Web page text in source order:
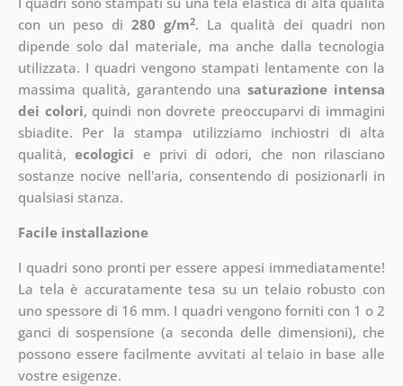
con un peso di 280 g/m2. La qualità dei quadri non
dipende solo dal materiale, ma anche dalla tecnologia
utilizzata. I quadri vengono stampati lentamente con la
massima qualità, garantendo unasaturazione intensa
dei colori, quindi non dovrete preoccuparvi di immagini
sbiadite. Per la stampa utilizziamo inchiostri di alta
qualità,ecologici e privi di odori, che non rilasciano
sostanze nocive nell'aria, consentendo di posizionarli in
qualsiasi stanza.
Facile installazione
I quadri sono pronti per essere appesi immediatamente!
La tela è accuratamente tesa su un telaio robusto con
uno spessore di 16 mm. I quadri vengono forniti con 1 o 2
ganci di sospensione (a seconda delle dimensioni), che
possono essere facilmente avvitati al telaio in base alle
vostre esigenze.